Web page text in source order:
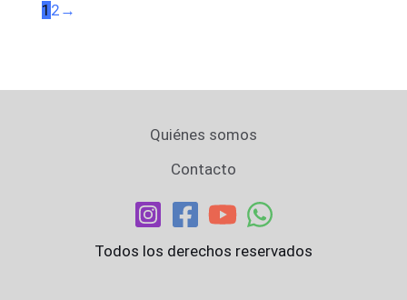
1 2 →
Quiénes somos
Contacto
Todos los derechos reservados